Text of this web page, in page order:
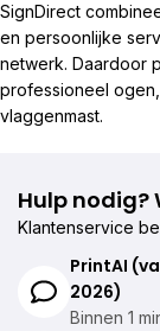
SignDirect
en persoonlijke
netwerk. Daardoor
professioneel
vlaggenmast.
Hulp nodig?
Klantenservice
PrintAI
2026)
Binnen 1